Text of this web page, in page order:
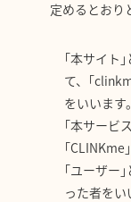
定めるとおり
｢本サイト
て、｢
をいいます。
｢本サービ
｢CLINKme
｢ユーザー
った者をい